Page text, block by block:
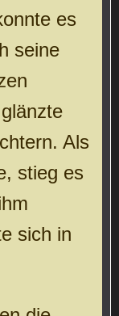
es
seine
Als
stieg es
sich in